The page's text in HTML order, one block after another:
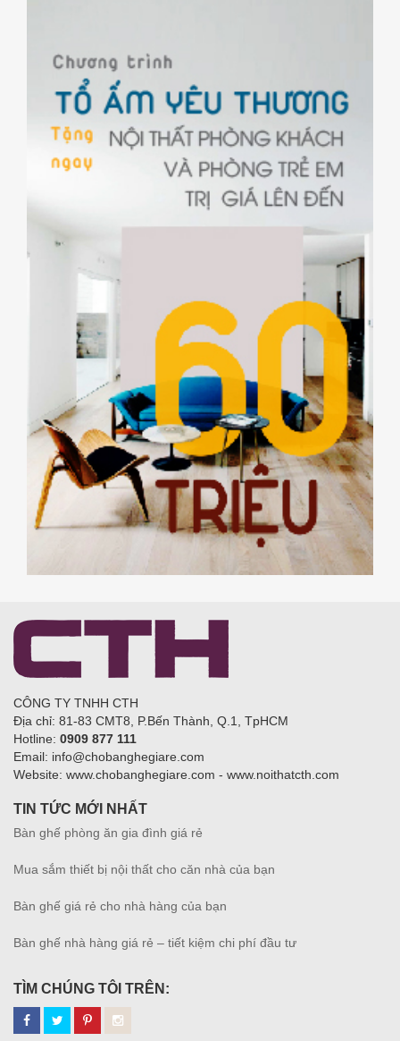
CÔNG TY TNHH CTH
Địa chỉ: 81-83 CMT8, P.Bến Thành, Q.1, TpHCM
Hotline: 0909 877 111
Email: info@chobanghegiare.com
Website: www.chobanghegiare.com - www.noithatcth.com
TIN TỨC MỚI NHẤT
Bàn ghế phòng ăn gia đình giá rẻ
Mua sắm thiết bị nội thất cho căn nhà của bạn
Bàn ghế giá rẻ cho nhà hàng của bạn
Bàn ghế nhà hàng giá rẻ – tiết kiệm chi phí đầu tư
TÌM CHÚNG TÔI TRÊN: